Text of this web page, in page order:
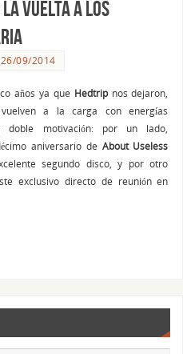
la vuelta a los
26/09/2014
años ya que Hedtripnos dejaron,
a la carga con energías
doble motivación: por un lado,
aniversario de About Useless
segundo disco, y por otro
exclusivo directo de reunión en